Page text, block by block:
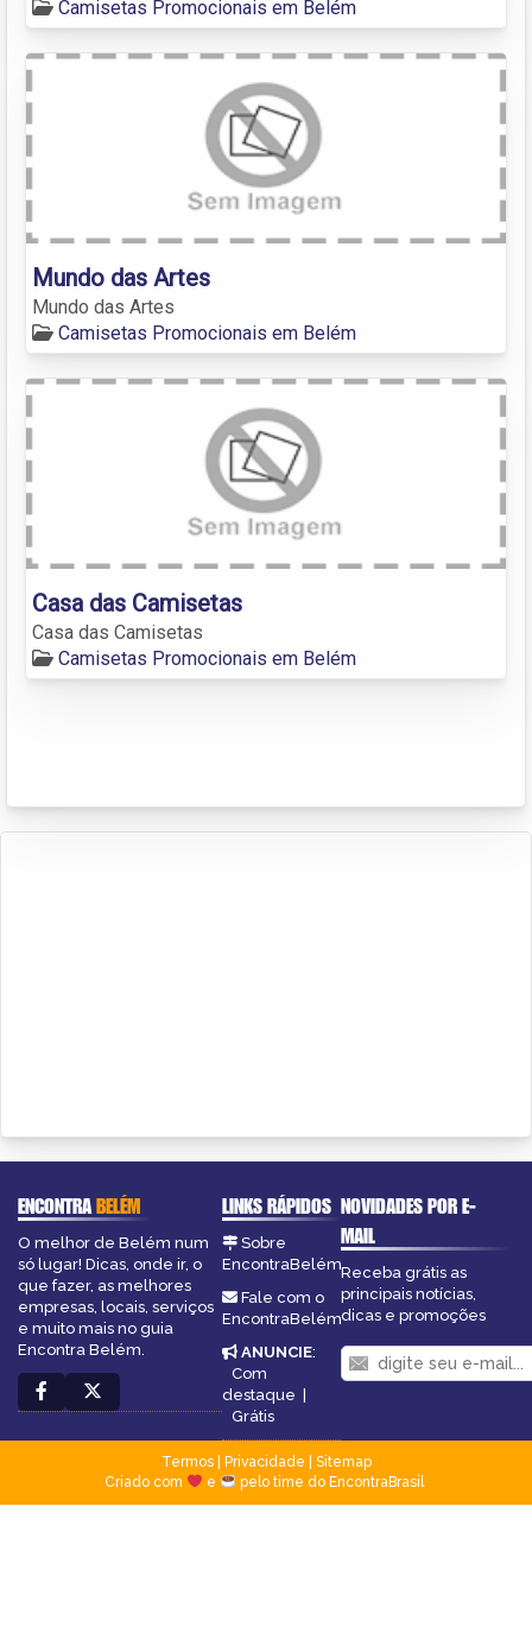
Camisetas Promocionais em Belém
Mundo das Artes
Mundo das Artes
Camisetas Promocionais em Belém
Casa das Camisetas
Casa das Camisetas
Camisetas Promocionais em Belém
ENCONTRABELÉM
O melhor de Belém num
só lugar! Dicas, onde ir, o
que fazer, as melhores
empresas, locais, serviços
e muito mais no guia
Encontra Belém.
LINKS RÁPIDOS
Sobre
EncontraBelém
Fale com o
EncontraBelém
ANUNCIE:
Com
destaque |
Grátis
NOVIDADES POR E-
MAIL
Receba grátis as
principais notícias,
dicas e promoções
Termos| Privacidade
Sitemap
Criado com
e pelo time do EncontraBrasil